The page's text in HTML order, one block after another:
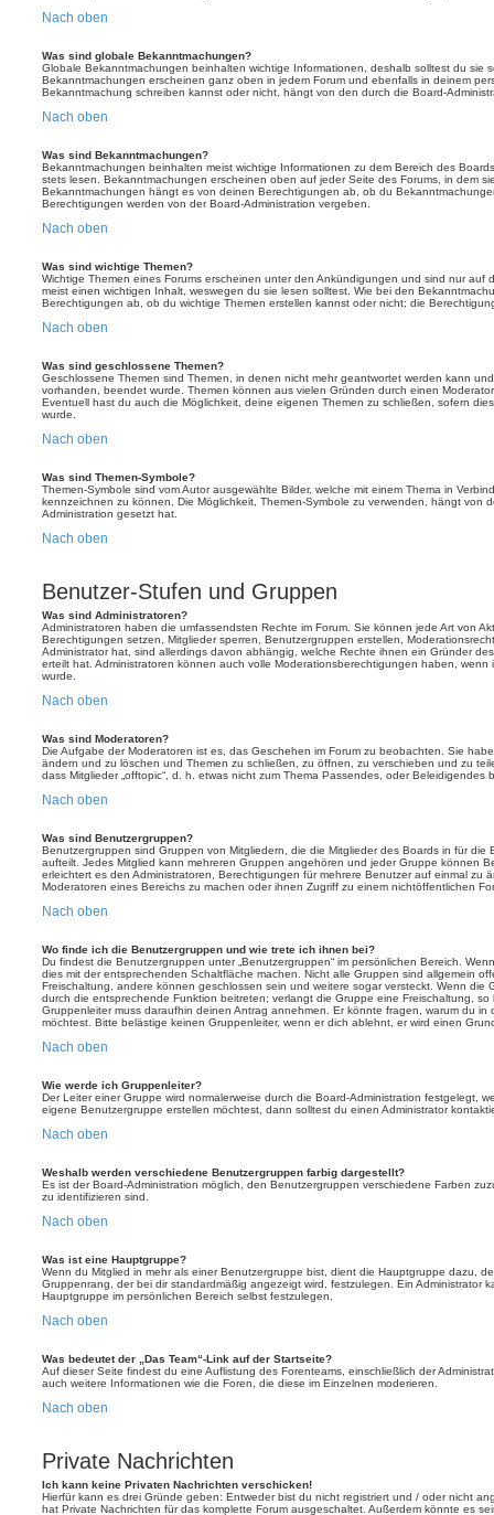
Nach oben
Was sind globale Bekanntmachungen?
Globale Bekanntmachungen beinhalten wichtige Informationen, deshalb solltest du sie
Bekanntmachungen erscheinen ganz oben in jedem Forum und ebenfalls in deinem
Bekanntmachung schreiben kannst oder nicht, hängt von den durch die Board-
Nach oben
Was sind Bekanntmachungen?
Bekanntmachungen beinhalten meist wichtige Informationen zu dem Bereich des
stets lesen. Bekanntmachungen erscheinen oben auf jeder Seite des Forums, in dem
Bekanntmachungen hängt es von deinen Berechtigungen ab, ob du
Berechtigungen werden von der Board-Administration vergeben.
Nach oben
Was sind wichtige Themen?
Wichtige Themen eines Forums erscheinen unter den Ankündigungen und sind nur auf
meist einen wichtigen Inhalt, weswegen du sie lesen solltest. Wie bei den
Berechtigungen ab, ob du wichtige Themen erstellen kannst oder nicht; die
Nach oben
Was sind geschlossene Themen?
Geschlossene Themen sind Themen, in denen nicht mehr geantwortet werden kann
vorhanden, beendet wurde. Themen können aus vielen Gründen durch einen
Eventuell hast du auch die Möglichkeit, deine eigenen Themen zu schließen, sofern
wurde.
Nach oben
Was sind Themen-Symbole?
Themen-Symbole sind vom Autor ausgewählte Bilder, welche mit einem Thema in
kennzeichnen zu können. Die Möglichkeit, Themen-Symbole zu verwenden, hängt von
Administration gesetzt hat.
Nach oben
Benutzer-Stufen und Gruppen
Was sind Administratoren?
Administratoren haben die umfassendsten Rechte im Forum. Sie können jede Art von
Berechtigungen setzen, Mitglieder sperren, Benutzergruppen erstellen,
Administrator hat, sind allerdings davon abhängig, welche Rechte ihnen ein Gründer
erteilt hat. Administratoren können auch volle Moderationsberechtigungen haben,
wurde.
Nach oben
Was sind Moderatoren?
Die Aufgabe der Moderatoren ist es, das Geschehen im Forum zu beobachten. Sie
ändern und zu löschen und Themen zu schließen, zu öffnen, zu verschieben und zu
dass Mitglieder „offtopic“, d. h. etwas nicht zum Thema Passendes, oder Beleidigendes
Nach oben
Was sind Benutzergruppen?
Benutzergruppen sind Gruppen von Mitgliedern, die die Mitglieder des Boards in für die
aufteilt. Jedes Mitglied kann mehreren Gruppen angehören und jeder Gruppe können
erleichtert es den Administratoren, Berechtigungen für mehrere Benutzer auf einmal zu
Moderatoren eines Bereichs zu machen oder ihnen Zugriff zu einem nichtöffentlichen
Nach oben
Wo finde ich die Benutzergruppen und wie trete ich ihnen bei?
Du findest die Benutzergruppen unter „Benutzergruppen“ im persönlichen Bereich.
dies mit der entsprechenden Schaltfläche machen. Nicht alle Gruppen sind allgemein
Freischaltung, andere können geschlossen sein und weitere sogar versteckt. Wenn die
durch die entsprechende Funktion beitreten; verlangt die Gruppe eine Freischaltung,
Gruppenleiter muss daraufhin deinen Antrag annehmen. Er könnte fragen, warum du in
möchtest. Bitte belästige keinen Gruppenleiter, wenn er dich ablehnt, er wird einen
Nach oben
Wie werde ich Gruppenleiter?
Der Leiter einer Gruppe wird normalerweise durch die Board-Administration festgelegt,
eigene Benutzergruppe erstellen möchtest, dann solltest du einen Administrator
Nach oben
Weshalb werden verschiedene Benutzergruppen farbig dargestellt?
Es ist der Board-Administration möglich, den Benutzergruppen verschiedene Farben
zu identifizieren sind.
Nach oben
Was ist eine Hauptgruppe?
Wenn du Mitglied in mehr als einer Benutzergruppe bist, dient die Hauptgruppe dazu,
Gruppenrang, der bei dir standardmäßig angezeigt wird, festzulegen. Ein Administrator
Hauptgruppe im persönlichen Bereich selbst festzulegen.
Nach oben
Was bedeutet der „Das Team“-Link auf der Startseite?
Auf dieser Seite findest du eine Auflistung des Forenteams, einschließlich der
auch weitere Informationen wie die Foren, die diese im Einzelnen moderieren.
Nach oben
Private Nachrichten
Ich kann keine Privaten Nachrichten verschicken!
Hierfür kann es drei Gründe geben: Entweder bist du nicht registriert und / oder nicht
hat Private Nachrichten für das komplette Forum ausgeschaltet. Außerdem könnte es